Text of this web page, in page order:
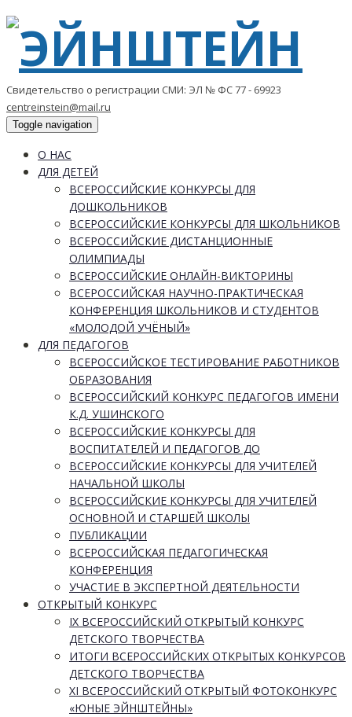
Свидетельство о регистрации СМИ: ЭЛ № ФС 77 - 69923
centreinstein@mail.ru
Toggle navigation
О НАС
ДЛЯ ДЕТЕЙ
ВСЕРОССИЙСКИЕ КОНКУРСЫ ДЛЯ
ДОШКОЛЬНИКОВ
ВСЕРОССИЙСКИЕ КОНКУРСЫ ДЛЯ ШКОЛЬНИКОВ
ВСЕРОССИЙСКИЕ ДИСТАНЦИОННЫЕ
ОЛИМПИАДЫ
ВСЕРОССИЙСКИЕ ОНЛАЙН-ВИКТОРИНЫ
ВСЕРОССИЙСКАЯ НАУЧНО-ПРАКТИЧЕСКАЯ
КОНФЕРЕНЦИЯ ШКОЛЬНИКОВ И СТУДЕНТОВ
«МОЛОДОЙ УЧЁНЫЙ»
ДЛЯ ПЕДАГОГОВ
ВСЕРОССИЙСКОЕ ТЕСТИРОВАНИЕ РАБОТНИКОВ
ОБРАЗОВАНИЯ
ВСЕРОССИЙСКИЙ КОНКУРС ПЕДАГОГОВ ИМЕНИ
К.Д. УШИНСКОГО
ВСЕРОССИЙСКИЕ КОНКУРСЫ ДЛЯ
ВОСПИТАТЕЛЕЙ И ПЕДАГОГОВ ДО
ВСЕРОССИЙСКИЕ КОНКУРСЫ ДЛЯ УЧИТЕЛЕЙ
НАЧАЛЬНОЙ ШКОЛЫ
ВСЕРОССИЙСКИЕ КОНКУРСЫ ДЛЯ УЧИТЕЛЕЙ
ОСНОВНОЙ И СТАРШЕЙ ШКОЛЫ
ПУБЛИКАЦИИ
ВСЕРОССИЙСКАЯ ПЕДАГОГИЧЕСКАЯ
КОНФЕРЕНЦИЯ
УЧАСТИЕ В ЭКСПЕРТНОЙ ДЕЯТЕЛЬНОСТИ
ОТКРЫТЫЙ КОНКУРС
IX ВСЕРОССИЙСКИЙ ОТКРЫТЫЙ КОНКУРС
ДЕТСКОГО ТВОРЧЕСТВА
ИТОГИ ВСЕРОССИЙСКИХ ОТКРЫТЫХ КОНКУРСОВ
ДЕТСКОГО ТВОРЧЕСТВА
XI ВСЕРОССИЙСКИЙ ОТКРЫТЫЙ ФОТОКОНКУРС
«ЮНЫЕ ЭЙНШТЕЙНЫ»